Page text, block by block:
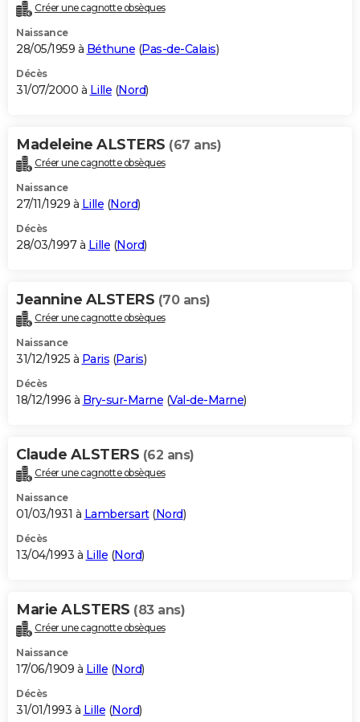
Créer une cagnotte obsèques
Naissance
28/05/1959 à Béthune (Pas-de-Calais)
Décès
31/07/2000 à Lille (Nord)
Madeleine ALSTERS (67 ans)
Créer une cagnotte obsèques
Naissance
27/11/1929 à Lille (Nord)
Décès
28/03/1997 à Lille (Nord)
Jeannine ALSTERS (70 ans)
Créer une cagnotte obsèques
Naissance
31/12/1925 à Paris (Paris)
Décès
18/12/1996 à Bry-sur-Marne (Val-de-Marne)
Claude ALSTERS (62 ans)
Créer une cagnotte obsèques
Naissance
01/03/1931 à Lambersart(Nord)
Décès
13/04/1993 à Lille (Nord)
Marie ALSTERS (83 ans)
Créer une cagnotte obsèques
Naissance
17/06/1909 à Lille (Nord)
Décès
31/01/1993 à Lille (Nord)